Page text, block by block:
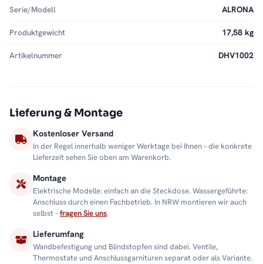
Serie/Modell ALRONA
Produktgewicht 17,58 kg
Artikelnummer DHV1002
Lieferung & Montage
Kostenloser Versand
In der Regel innerhalb weniger Werktage bei Ihnen – die konkrete
Lieferzeit sehen Sie oben am Warenkorb.
Montage
Elektrische Modelle: einfach an die Steckdose. Wassergeführte:
Anschluss durch einen Fachbetrieb. In NRW montieren wir auch
selbst –fragen Sie uns.
Lieferumfang
Wandbefestigung und Blindstopfen sind dabei. Ventile,
Thermostate und Anschlussgarnituren separat oder als Variante.